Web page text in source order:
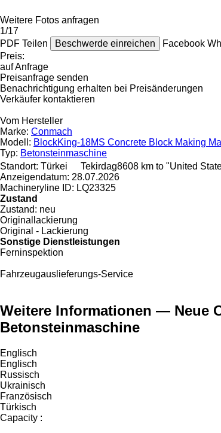
Weitere Fotos anfragen
1/17
PDF Teilen Beschwerde einreichen Facebook
Preis:
auf Anfrage
Preisanfrage senden
Benachrichtigung erhalten bei Preisänderungen
Verkäufer kontaktieren
Vom Hersteller
Marke: Conmach
Modell: BlockKing-18MS Concrete Block Making
Typ: Betonsteinmaschine
Standort: Türkei Tekirdag8608 km to "United
Anzeigendatum: 28.07.2026
Machineryline ID: LQ23325
Zustand
Zustand: neu
Originallackierung
Original - Lackierung
Sonstige Dienstleistungen
Ferninspektion
Fahrzeugauslieferungs-Service
Weitere Informationen — Neue
Betonsteinmaschine
Englisch
Englisch
Russisch
Ukrainisch
Französisch
Türkisch
Capacity :